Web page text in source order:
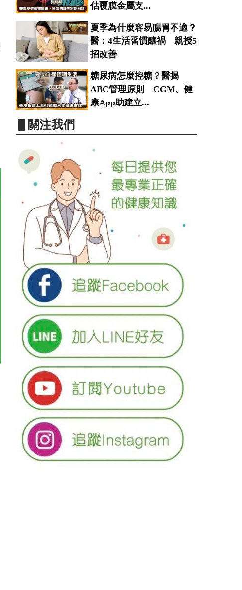
估覆膜金屬支...
夏季為什麼容易腸胃不適？
醫：4生活習慣釀禍 親授5
招改善
糖尿病怎麼控糖？醫揭
ABC管理原則 CGM、健
康App助建立...
▋關注我們